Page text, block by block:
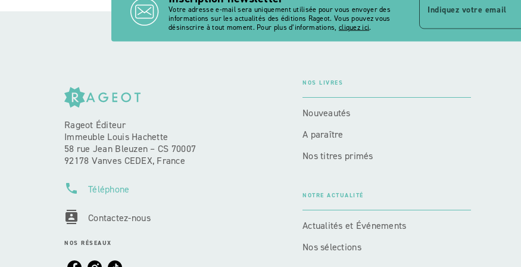
Votre adresse e-mail sera uniquement utilisée pour vous envoyer des
informations sur les actualités des éditions Rageot. Vous pouvez vous
désinscrire à tout moment. Pour plus d’informations, cliquez ici.
Indiquez votre email
Rageot Éditeur
Immeuble Louis Hachette
58 rue Jean Bleuzen – CS 70007
92178 Vanves CEDEX, France
phone Téléphone
contacts Contactez-nous
NOS RÉSEAUX
NOS LIVRES
Nouveautés
A paraître
Nos titres primés
NOTRE ACTUALITÉ
Actualités et Événements
Nos sélections